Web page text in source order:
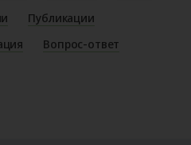
Публикации
Вопрос-ответ